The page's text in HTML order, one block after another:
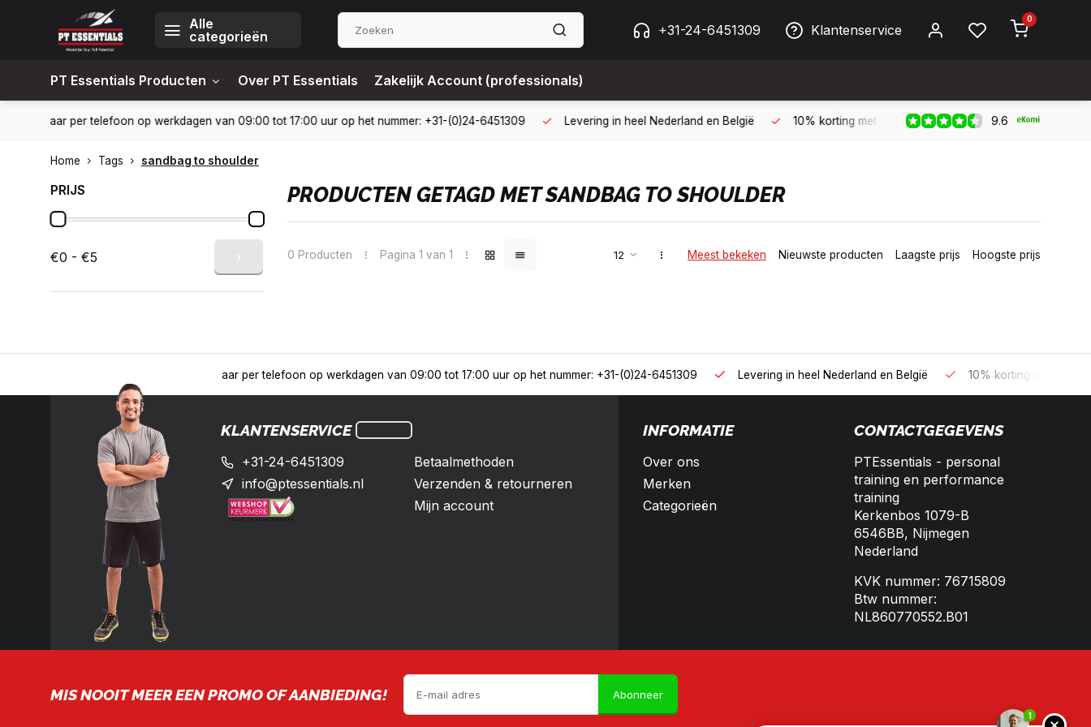
Alle
categorieën
+31-24-6451309 Klantenservice
0
PT Essentials Producten Over PT Essentials Zakelijk Account (professionals)
6451309 Levering in heel Nederland en België 10% korting met een zakelijk account B2B kopen op 30 dagen factuur met Biller! Bereikbaar per telefoon op werkdagen van 09:00 tot
9.6
Home Tags sandbag to shoulder
PRIJS
€0 - €5
PRODUCTEN GETAGD MET SANDBAG TO SHOULDER
0 Producten Pagina 1 van 1 Meest bekeken Nieuwste producten Laagste prijs Hoogste prijs
Levering in heel Nederland en België 10% korting met een zakelijk account B2B kopen op 30 dagen factuur met Biller! Bereikbaar per
KLANTENSERVICE
+31-24-6451309
info@ptessentials.nl
Betaalmethoden
Verzenden & retourneren
Mijn account
INFORMATIE
Over ons
Merken
Categorieën
CONTACTGEGEVENS
PTEssentials - personal
training en performance
training
Kerkenbos 1079-B
6546BB, Nijmegen
Nederland
KVK nummer: 76715809
Btw nummer:
NL860770552.B01
MIS NOOIT MEER EEN PROMO OF AANBIEDING! Abonneer
1